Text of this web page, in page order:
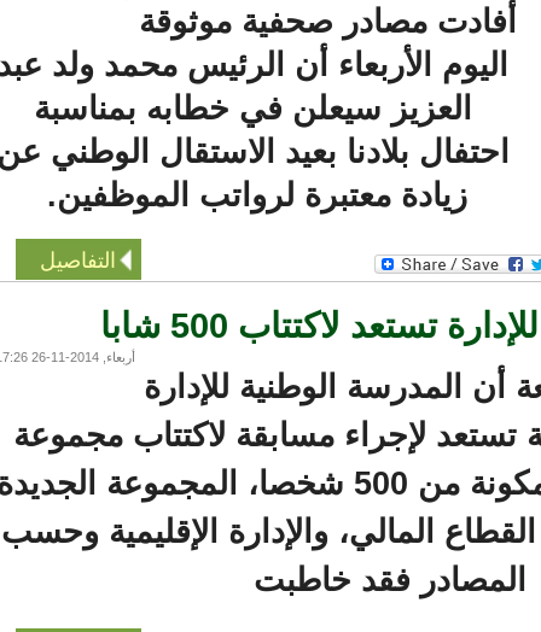
مصادر صحفية موثوقة
اليوم الأربعاء أن الرئيس محمد ولد عبد
العزيز سيعلن في خطابه بمناسبة
احتفال بلادنا بعيد الاستقال الوطني عن
زيادة معتبرة لرواتب الموظفين.
التفاصيل
تستعد لاكتتاب 500 شابا
أربعاء, 2014-11-26 17:26
المدرسة الوطنية للإدارة
لإجراء مسابقة لاكتتاب مجموعة
جديدة من الطلبة مكونة من 500 شخصا، المجموعة الجديدة
المالي، والإدارة الإقليمية وحسب
فقد خاطبت